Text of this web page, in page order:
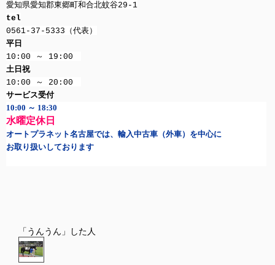
愛知県愛知郡東郷町和合北蚊谷29-1
tel
0561-37-5333（代表）
平日
10:00 ～ 19:00
土日祝
10:00 ～ 20:00
サービス受付
10:00 ～ 18:30
水曜定休日
オートプラネット名古屋では、輸入中古車（外車）を中心に
お取り扱いしております
「うんうん」した人